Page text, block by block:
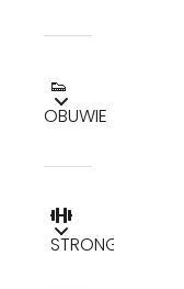
👟
OBUWIE
STRONG